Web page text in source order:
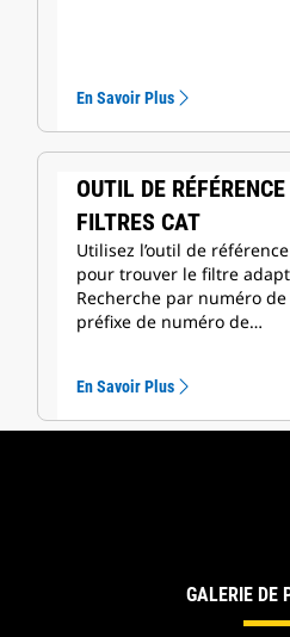
En Savoir Plus
OUTIL DE
FILTRES CAT
Utilisez l’outil de
pour trouver le filtre
Recherche par numéro
préfixe de numéro de…
En Savoir Plus
GALERIE DE